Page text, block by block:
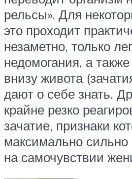
рельсы». Для
это проходит
незаметно, только
недомогания, а
внизу живота
дают о себе знать.
крайне резко
зачатие, признаки
максимально сильно
на самочувствии